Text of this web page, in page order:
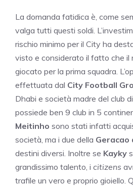
La domanda fatidica è, come
valga tutti questi soldi.
rischio minimo per il City ha
visto e considerato il fatto che il
giocato per la prima squadra.
effettuata dal City Football
Dhabi e società madre del club
possiede ben 9 club in 5
Meitinho sono stati infatti
società, ma i due della Geracao
destini diversi. Inoltre se Kayky
grandissimo talento, i citizens
trafile un vero e proprio gioiello.